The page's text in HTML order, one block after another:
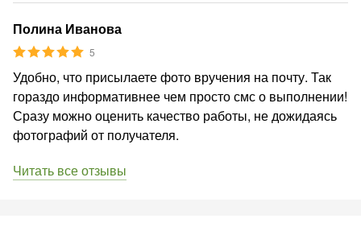
Полина Иванова
5
Удобно, что присылаете фото вручения на почту. Так
гораздо информативнее чем просто смс о выполнении!
Сразу можно оценить качество работы, не дожидаясь
фотографий от получателя.
Читать все отзывы